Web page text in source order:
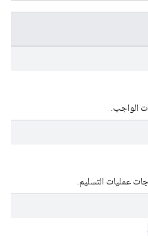
الواجب.
عمليات التسليم.